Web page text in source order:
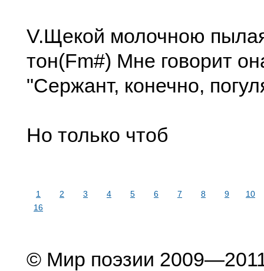
V.Щекой молочною
тон(Fm#) Мне говоpит
"Сеpжант, конечно,
Но только чтоб
1 2 3 4 5 6 7 8 9
10
16
© Мир поэзии